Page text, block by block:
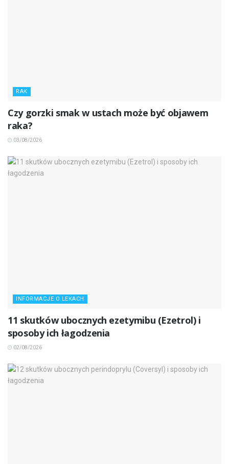
RAK
Czy gorzki smak w ustach może być objawem
raka?
03/08/2026
INFORMACJE O LEKACH
11 skutków ubocznych ezetymibu (Ezetrol) i
sposoby ich łagodzenia
02/08/2026